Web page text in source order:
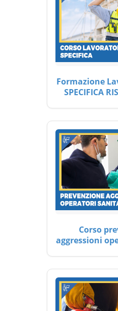
Formazione
SPECIFICA
Corso
aggressioni